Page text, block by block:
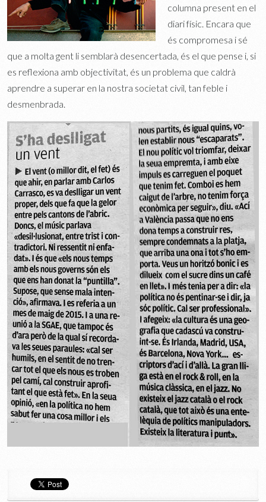
columna present en el
diari físic. Encara que
és compromesa i sé
que a molta gent li semblarà desencertada, és el que pense i, si
es reflexiona amb objectivitat, és un problema que caldrà
aprendre a superar en la nostra societat civil, tan feble i
desmenbrada.